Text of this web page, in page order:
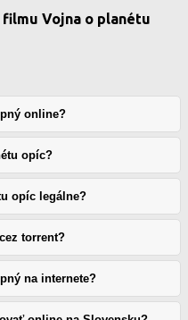
filmu Vojna o planétu
online?
opíc?
opíc legálne?
torrent?
na internete?